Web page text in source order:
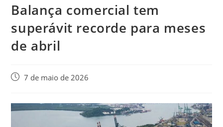
Balança comercial tem
superávit recorde para meses
de abril
7 de maio de 2026